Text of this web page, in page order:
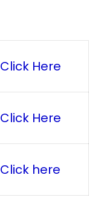
Click Here
Click Here
Click here